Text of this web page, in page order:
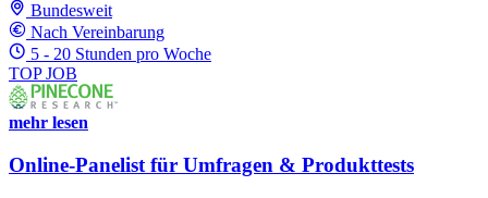
Bundesweit
Nach Vereinbarung
5 - 20 Stunden pro Woche
TOP JOB
mehr lesen
Online-Panelist für Umfragen & Produkttests